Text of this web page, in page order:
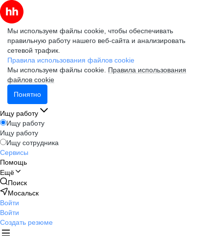
Мы используем файлы cookie, чтобы обеспечивать
правильную работу нашего веб-сайта и анализировать
сетевой трафик.
Правила использования файлов cookie
Мы используем файлы cookie. Правила использования
файлов cookie
Понятно
Ищу работу
Ищу работу
Ищу работу
Ищу сотрудника
Сервисы
Помощь
Ещё
Поиск
Мосальск
Войти
Войти
Создать резюме